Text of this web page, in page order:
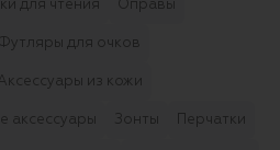
для чтения Оправы
для очков
Аксессуары из кожи
аксессуары Зонты Перчатки